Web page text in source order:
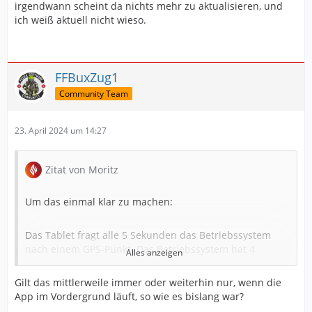
irgendwann scheint da nichts mehr zu aktualisieren, und
ich weiß aktuell nicht wieso.
FFBuxZug1
Community Team
23. April 2024 um 14:27
Zitat von Moritz
Um das einmal klar zu machen:
Das Tablet fragt alle 5 Sekunden das Betriebssystem
nach einem GPS-Punkt. Das Betriebssystem hat 4
Sekunden Zeit, einen GPS-Punkt zu bestimmen. Wenn es
das nicht schafft, wird das Betriebssystem nach dem
letzten bekannten GPS-Punkt gefragt.
Alles anzeigen
Gilt das mittlerweile immer oder weiterhin nur, wenn die
App im Vordergrund läuft, so wie es bislang war?